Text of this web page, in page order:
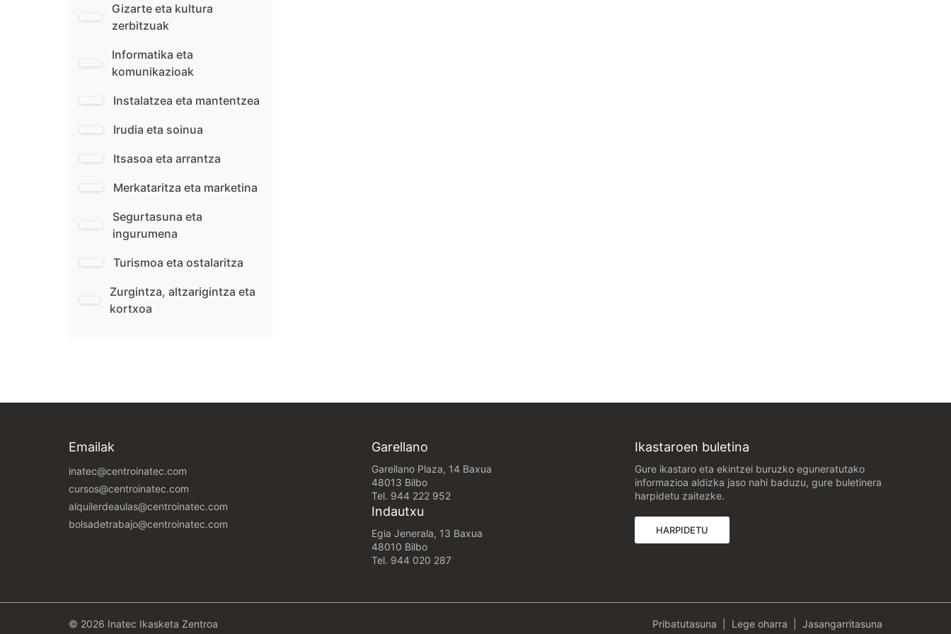
Gizarte eta kultura
zerbitzuak
Informatika eta
komunikazioak
Instalatzea eta mantentzea
Irudia eta soinua
Itsasoa eta arrantza
Merkataritza eta marketina
Segurtasuna eta
ingurumena
Turismoa eta ostalaritza
Zurgintza, altzarigintza eta
kortxoa
Emailak
inatec@centroinatec.com
cursos@centroinatec.com
alquilerdeaulas@centroinatec.com
bolsadetrabajo@centroinatec.com
Garellano
Garellano Plaza, 14 Baxua
48013 Bilbo
Tel. 944 222 952
Indautxu
Egia Jenerala, 13 Baxua
48010 Bilbo
Tel. 944 020 287
Ikastaroen buletina
Gure ikastaro eta ekintzei buruzko eguneratutako
informazioa aldizka jaso nahi baduzu, gure buletinera
harpidetu zaitezke.
HARPIDETU
Pribatutasuna Lege oharra Jasangarritasuna
© 2026 Inatec Ikasketa Zentroa